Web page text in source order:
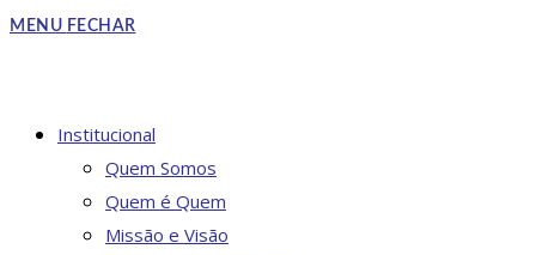
MENU FECHAR
Institucional
Quem Somos
Quem é Quem
Missão e Visão